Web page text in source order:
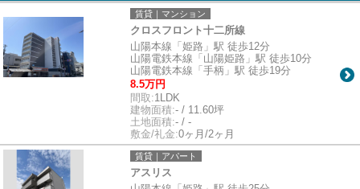
賃貸｜マンション
クロスフロント十二所線
山陽本線「姫路」駅 徒歩12分
山陽電鉄本線「山陽姫路」駅 徒歩10分
山陽電鉄本線「手柄」駅 徒歩19分
8.5万円
間取:1LDK
建物面積:- / 11.60坪
土地面積:- / -
敷金/礼金:0ヶ月/2ヶ月
賃貸｜アパート
アスリス